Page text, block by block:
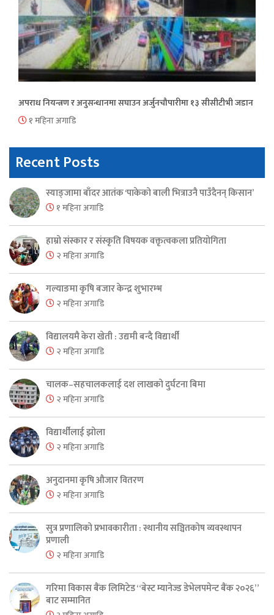
अपराध नियन्त्रण र अनुसन्धानमा सघाउन अर्जुनचौपारीमा १३ सीसीटीभी जडान
१ महिना अगाडि
Recent Posts
स्याङ्जामा बाँदर आतंक ‘पाकेको बाली भित्राउनै पाउँदैनन् किसान’
१ महिना अगाडि
हाम्रो संस्कार र संस्कृति विषयक वक्तृत्वकला प्रतियोगिता
२ महिना अगाडि
गल्याङमा कृषि बजार केन्द्र शुभारम्भ
२ महिना अगाडि
विद्यालयमै केरा खेती : उद्यमी बन्दै विद्यार्थी
२ महिना अगाडि
चालक–सहचालकलाई दश लाखको दुर्घटना बिमा
२ महिना अगाडि
विद्यार्थीलाई झोला
२ महिना अगाडि
अनुदानमा कृषि औजार वितरण
२ महिना अगाडि
सुत्र प्रणालिको प्रभावकारीता : स्थानीय सञ्चितकोष व्यवस्थापन
प्रणाली
२ महिना अगाडि
गरिमा विकास बैंक लिमिटेड “बेस्ट म्यानेज्ड डेभेलपमेन्ट बैंक २०२६”
बाट सम्मानित